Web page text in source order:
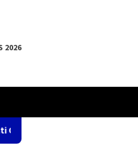
2026
S.STP. M.M.,